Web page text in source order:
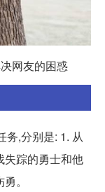
网友的困惑
务,分别是: 1. 从
失踪的勇士和他
。